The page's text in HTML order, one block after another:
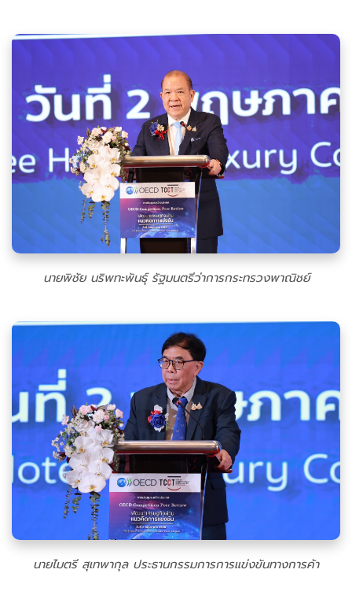
นายพิชัย นริพทะพันธุ์ รัฐมนตรีว่าการกระทรวงพาณิชย์
นายไมตรี สุเทพากุล ประธานกรรมการการแข่งขันทางการค้า